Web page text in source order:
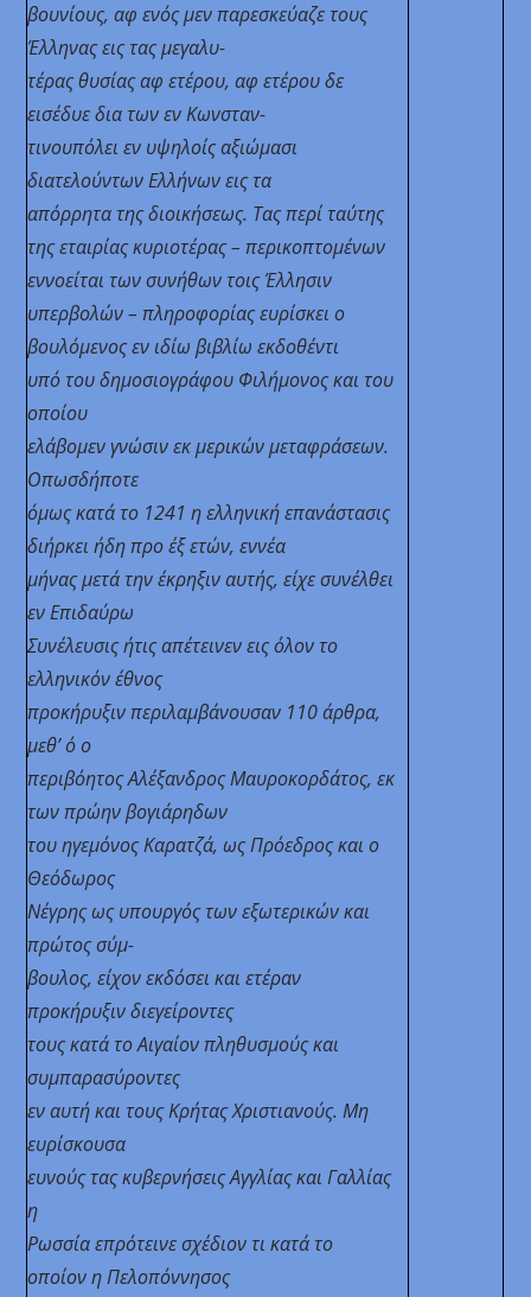
βουνίους, αφ ενός μεν παρεσκεύαζε τους
Έλληνας εις τας μεγαλυ-
τέρας θυσίας αφ ετέρου, αφ ετέρου δε
εισέδυε δια των εν Κωνσταν-
τινουπόλει εν υψηλοίς αξιώμασι
διατελούντων Ελλήνων εις τα
απόρρητα της διοικήσεως. Τας περίταύτης
της εταιρίας κυριοτέρας – περικοπτομένων
εννοείται των συνήθων τοις Έλλησιν
υπερβολών – πληροφορίας ευρίσκει ο
βουλόμενος εν ιδίω βιβλίω εκδοθέντι
υπό του δημοσιογράφου Φιλήμονος και του
οποίου
ελάβομεν γνώσιν εκ μερικών μεταφράσεων.
Οπωσδήποτε
όμως κατά το 1241 η ελληνική επανάστασις
διήρκει ήδη προ έξ ετών, εννέα
μήνας μετά την έκρηξιν αυτής, είχε συνέλθει
εν Επιδαύρω
Συνέλευσιςήτις απέτεινεν εις όλον το
ελληνικόν έθνος
προκήρυξιν περιλαμβάνουσαν 110 άρθρα,
μεθ’ ό ο
περιβόητος Αλέξανδρος Μαυροκορδάτος, εκ
των πρώην βογιάρηδων
του ηγεμόνος Καρατζά, ως Πρόεδρος και ο
Θεόδωρος
Νέγρης ως υπουργός των εξωτερικών και
πρώτος σύμ-
βουλος, είχον εκδόσει και ετέραν
προκήρυξιν διεγείροντες
τους κατά το Αιγαίον πληθυσμούς και
συμπαρασύροντες
εν αυτή και τους Κρήτας Χριστιανούς.Μη
ευρίσκουσα
ευνούς τας κυβερνήσεις Αγγλίας και Γαλλίας
η
Ρωσσία επρότεινε σχέδιον τι κατά το
οποίον η Πελοπόννησος